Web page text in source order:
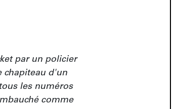
par un policier
chapiteau d'un
les numéros
comme